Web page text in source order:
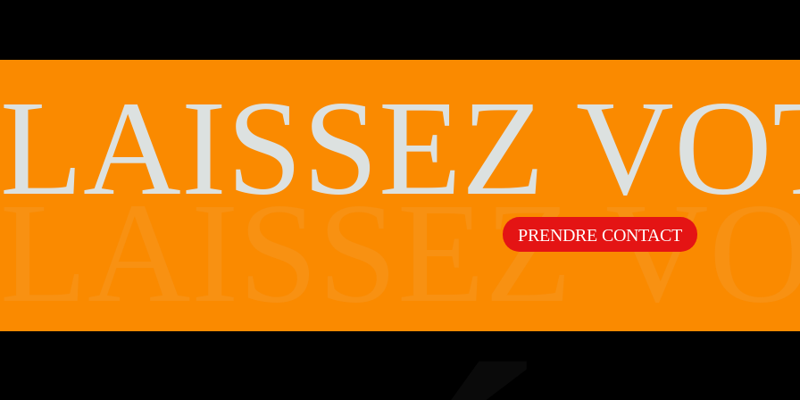
LAISSEZ
LAISSEZPRENDRE CONTACT